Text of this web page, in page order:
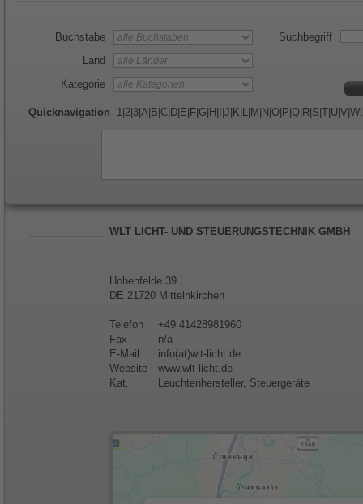
Buchstabe
Land
Kategorie
Suchbegriff
Quicknavigation 1 2 3 A B C D E F G H J K L M N O P Q R S T U V W
WLT LICHT- UND STEUERUNGSTECHNIK GMBH
Hohenfelde 39
DE 21720 Mittelnkirchen
Telefon
+49 41428981960
Fax
n/a
E-Mail
info(at)wlt-licht.de
Website
www.wlt-licht.de
Kat.
Leuchtenhersteller, Steuergeräte